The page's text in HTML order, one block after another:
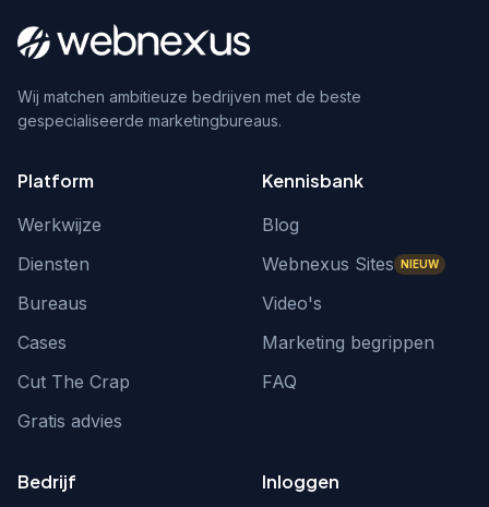
Wij matchen ambitieuze bedrijven met de beste
gespecialiseerde marketingbureaus.
Platform
Werkwijze
Diensten
Bureaus
Cases
Cut The Crap
Gratis advies
Kennisbank
Blog
Webnexus Sites NIEUW
Video's
Marketing begrippen
FAQ
Bedrijf Inloggen